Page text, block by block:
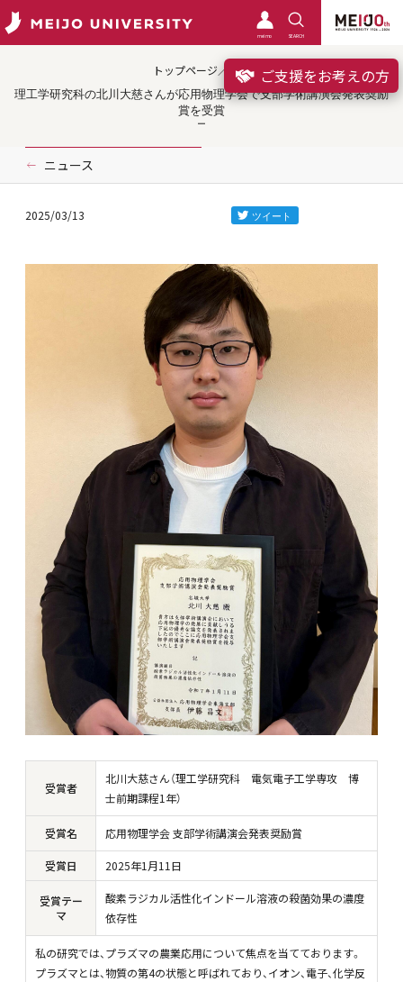
meimo SEARCH
ご支援をお考えの方
トップページ／受賞
理工学研究科の北川大慈さんが応用物理学会で支部学術講演会発表奨励
賞を受賞
ニュース
2025/03/13
受賞者
北川大慈さん（理工学研究科 電気電子工学専攻 博
士前期課程1年）
受賞名
応用物理学会 支部学術講演会発表奨励賞
受賞日
2025年1月11日
受賞テー
マ
酸素ラジカル活性化インドール溶液の殺菌効果の濃度
依存性
私の研究では、プラズマの農業応用について焦点を当てております。
プラズマとは、物質の第4の状態と呼ばれており、イオン、電子、化学反